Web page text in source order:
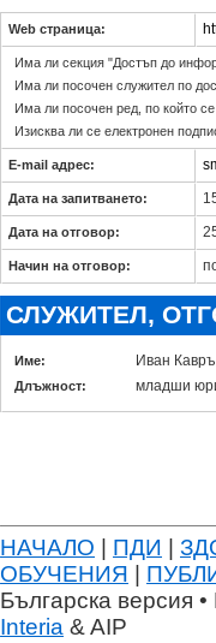
Web страница:
Има ли секция "Достъп до
Има ли посочен служител по
Има ли посочен ред, по който
Изисква ли се електронен
E-mail адрес:
Дата на запитването:
Дата на отговор:
Начин на отговор:
СЛУЖИТЕЛ,
Име: Иван
Длъжност: младши
НАЧАЛО | ПДИ |
ОБУЧЕНИЯ |
Българска версия
Interia & AIP